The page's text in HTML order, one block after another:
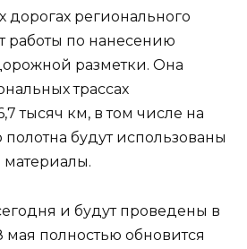
дорогах регионального
работы по нанесению
разметки. Она
трассах
тысяч км, в том числе на
будут использованы
и будут проведены в
мая полностью обновится